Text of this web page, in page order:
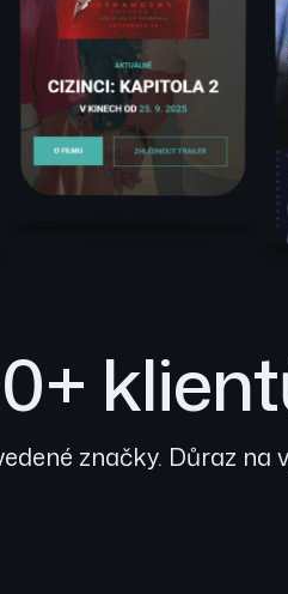
značky. Důraz